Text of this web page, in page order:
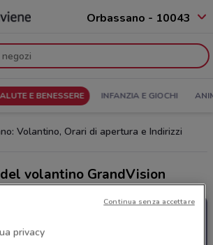
Orbassano - 10043
E BENESSERE INFANZIA E GIOCHI
Volantino, Orari di apertura e Indirizzi
volantino GrandVision
privacy
Continua senza accettare